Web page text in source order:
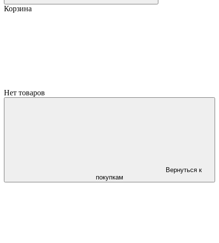
Корзина
Нет товаров
Вернуться к
покупкам